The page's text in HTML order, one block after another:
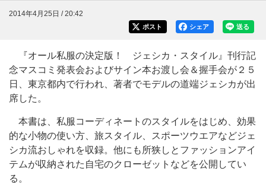
2014年4月25日 / 20:42
送る
シェア
ポスト
『オール私服の決定版！ ジェシカ・スタイル』刊行記
念マスコミ発表会およびサイン本お渡し会＆握手会が２５
日、東京都内で行われ、著者でモデルの道端ジェシカが出
席した。
本書は、私服コーディネートのスタイルをはじめ、効果
的な小物の使い方、旅スタイル、スポーツウエアなどジェ
シカ流おしゃれを収録。他にも所狭しとファッションアイ
テムが収納された自宅のクローゼットなどを公開してい
る。